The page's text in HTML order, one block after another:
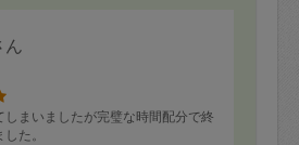
います♪
ん
しまいましたが完璧な時間配分で終
た。